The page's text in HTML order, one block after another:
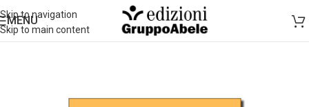
Skip to navigation
Skip to main content
MENU